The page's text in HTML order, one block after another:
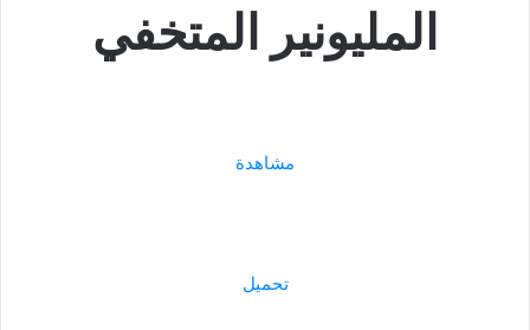
المليونير المتخفي
مشاهدة
تحميل